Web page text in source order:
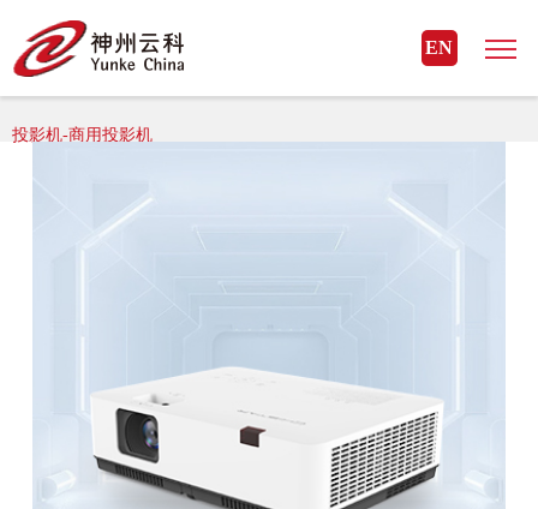
星空官方网页版_星空（中国）
EN
星空官方网页版_星空（中国）> 星空官方网页版_星空（中国） 外设>
投影机-商用投影机